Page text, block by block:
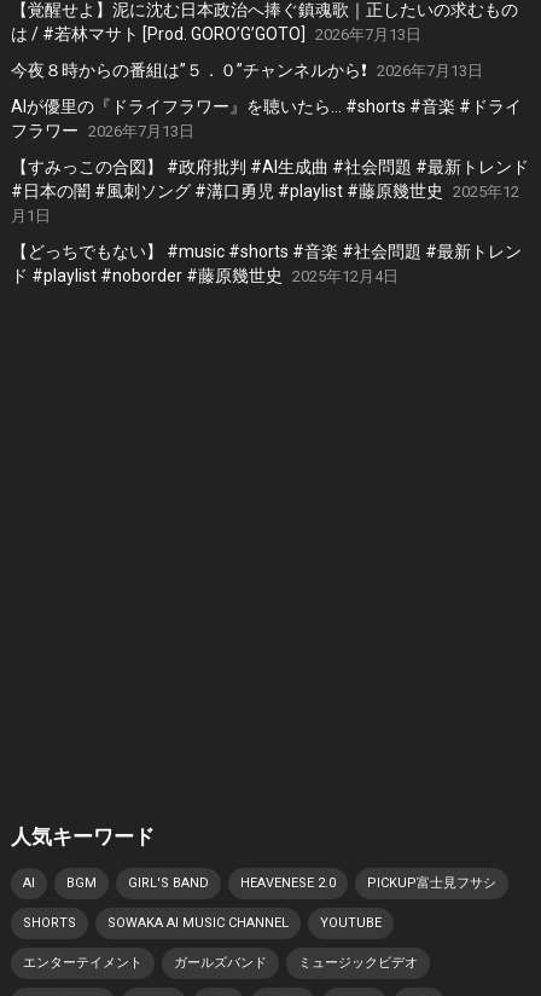
【覚醒せよ】泥に沈む日本政治へ捧ぐ鎮魂歌｜正したいの求むもの
は / #若林マサト [Prod. GORO’G’GOTO]
2026年7月13日
今夜８時からの番組は”５．０”チャンネルから❗️ 2026年7月13日
AIが優里の『ドライフラワー』を聴いたら… #shorts #音楽 #ドライ
フラワー 2026年7月13日
【すみっこの合図】 #政府批判 #AI生成曲 #社会問題 #最新トレンド
#日本の闇 #風刺ソング #溝口勇児 #playlist #藤原幾世史
2025年12
月1日
【どっちでもない】 #music #shorts #音楽 #社会問題 #最新トレン
ド #playlist #noborder #藤原幾世史
2025年12月4日
人気キーワード
AI BGM GIRL'S BAND HEAVENESE 2.0 PICKUP富士見フサシ
SHORTS SOWAKA AI MUSIC CHANNEL YOUTUBE
エンターテイメント ガールズバンド ミュージックビデオ